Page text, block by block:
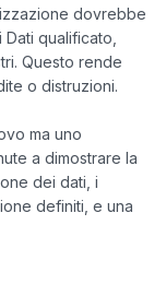
dovrebbe
qualificato,
Questo rende
o distruzioni.
ma uno
a dimostrare la
dei dati, i
definiti, e una